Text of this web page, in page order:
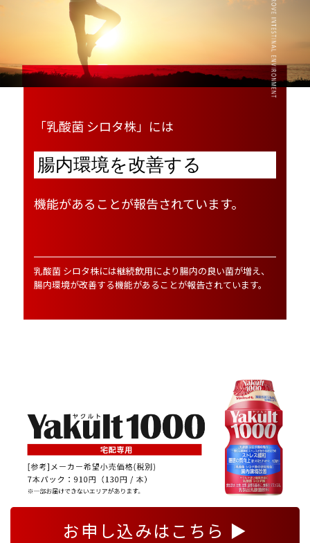
「乳酸菌 シロタ株」には
腸内環境を改善する
機能があることが報告されています。
乳酸菌 シロタ株には継続飲用により腸内の良い菌が増え、
腸内環境が改善する機能があることが報告されています。
お申し込みはこちら ▶